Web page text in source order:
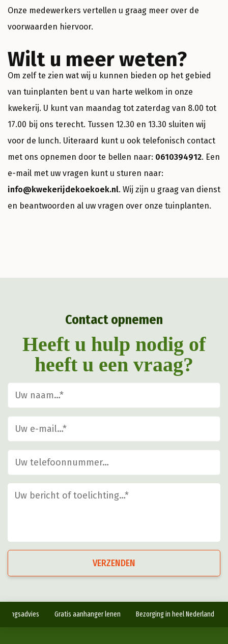
Onze medewerkers vertellen u graag meer over de
voorwaarden hiervoor.
Wilt u meer weten?
Om zelf te zien wat wij u kunnen bieden op het gebied
van tuinplanten bent u van harte welkom in onze
kwekerij. U kunt van maandag tot zaterdag van 8.00 tot
17.00 bij ons terecht. Tussen 12.30 en 13.30 sluiten wij
voor de lunch. Uiteraard kunt u ook telefonisch contact
met ons opnemen door te bellen naar: 0610394912. Een
e-mail met uw vragen kunt u sturen naar:
info@kwekerijdekoekoek.nl. Wij zijn u graag van dienst
en beantwoorden al uw vragen over onze tuinplanten.
Contact opnemen
Heeft u hulp nodig of
heeft u een vraag?
VERZENDEN
Gratis aanhanger lenen Bezorging in heel Nederland